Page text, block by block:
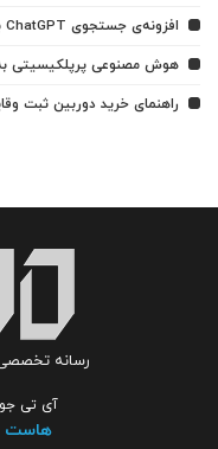
افزونه‌ی جستجوی ChatGPT برای گوگل کروم معرفی شد
هوش مصنوعی پرپلکیسیتی
راهنمای خرید دوربین ثبت
رسانه تخصصی
آی تی
هاست